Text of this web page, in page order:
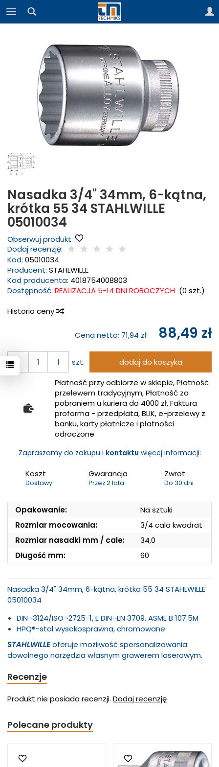
Nasadka 3/4" 34mm, 6-kątna,
krótka 55 34 STAHLWILLE
05010034
Obserwuj produkt:
Dodaj recenzję:
Kod: 05010034
Producent: STAHLWILLE
Kod producenta: 4018754008803
Dostępność: REALIZACJA 5-14 DNI ROBOCZYCH (0 szt.)
Historia ceny
Cena netto: 71,94 zł 88,49 zł
szt.
dodaj do koszyka
Płatność przy odbiorze w sklepie, Płatność
przelewem tradycyjnym, Płatność za
pobraniem u kuriera do 4000 zł, Faktura
proforma - przedpłata, BLIK, e-przelewy z
banku, karty płatnicze i płatności
odroczone
Zapraszamy do zakupu i kontaktu więcej informacji:
Koszt
Dostawy
Gwarancja
Przez 2 lata
Zwrot
Do 30 dni
Opakowanie:
Na sztuki
Rozmiar mocowania:
3/4 cala kwadrat
Rozmiar nasadki mm / cale:
34,0
Długość mm:
60
Nasadka 3/4" 34mm, 6-kątna, krótka 55 34 STAHLWILLE
05010034
DIN¬3124/ISO¬2725-1, E DIN¬EN 3709, ASME B 107.5M
HPQ®-stal wysokosprawna, chromowane
STAHLWILLEoferuje możliwość spersonalizowania
dowolnego narzędzia własnym grawerem laserowym.
Recenzje
Produkt nie posiada recenzji. Dodaj recenzję
Polecane produkty